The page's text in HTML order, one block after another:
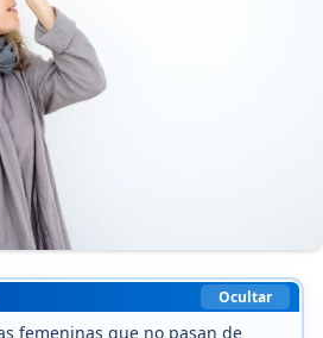
Ocultar
femeninas que no pasan de